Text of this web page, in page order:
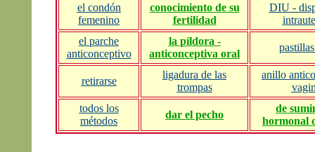
el condón
femenino
conocimiento de su
fertilidad
DIU -
el parche
anticonceptivo
la píldora -
anticonceptiva oral
retirarse
ligadura de las
trompas
anillo
todos los
métodos
dar el pecho
de
hormonal